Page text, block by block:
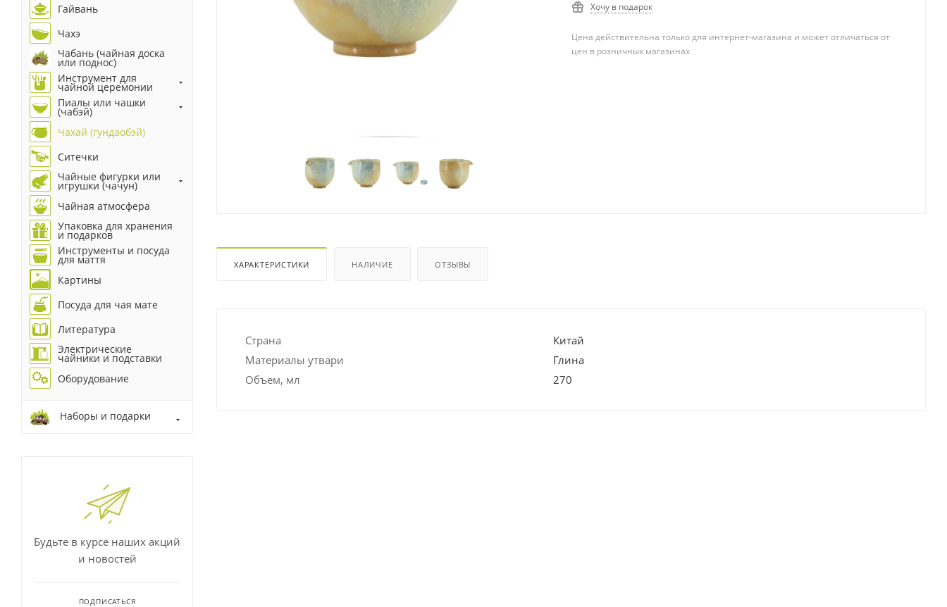
Хочу в подарок
Цена действительна только для интернет-магазина и может отличаться от
цен в розничных магазинах
ХАРАКТЕРИСТИКИ НАЛИЧИЕ ОТЗЫВЫ
Страна
Китай
Материалы утвари
Глина
Объем, мл
270
Гайвань
Чахэ
Чабань (чайная доска
или поднос)
Инструмент для
чайной церемонии
Пиалы или чашки
(чабэй)
Чахай (гундаобэй)
Ситечки
Чайные фигурки или
игрушки (чачун)
Чайная атмосфера
Упаковка для хранения
и подарков
Инструменты и посуда
для маття
Картины
Посуда для чая мате
Литература
Электрические
чайники и подставки
Оборудование
Наборы и подарки
Будьте в курсе наших акций
и новостей
ПОДПИСАТЬСЯ